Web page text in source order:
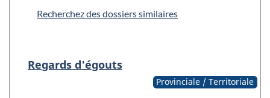
Recherchez des dossiers similaires
Regards d'égouts
Provinciale / Territoriale